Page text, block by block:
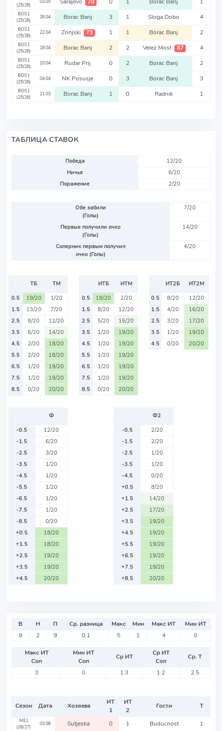
(25/26)
03.05 Sarajevo 70 0 1 Borac Banj 1
BOS1
(25/26)
26.04 Borac Banj 3 1 Sloga Dobo 4
BOS1
(25/26)
22.04 Zrinjski 73 1 1 Borac Banj 2
BOS1
(25/26)
18.04 Borac Banj 2 2 Velez Most 87 4
BOS1
(25/26)
10.04 Rudar Prij 0 2 Borac Banj 2
BOS1
(25/26)
04.04 NK Posusje 0 3 Borac Banj 3
BOS1
(25/26)
21.03 Borac Banj 1 0 Radnik 1
ТАБЛИЦА СТАВОК
Победа
12/20
Ничья
6/20
Поражение
2/20
Обе забили
(Голы)
7/20
Первые получили очко
(Голы)
14/20
Соперник первым получил
очко (Голы)
4/20
ТБ
ТМ
0.5
19/20
1/20
1.5
13/20
7/20
2.5
8/20
12/20
3.5
6/20
14/20
4.5
2/20
18/20
5.5
2/20
18/20
6.5
1/20
19/20
7.5
1/20
19/20
8.5
0/20 20/20
ИТБ
ИТМ
0.5
18/20
2/20
1.5
8/20
12/20
2.5
5/20
15/20
3.5
1/20
19/20
4.5
1/20
19/20
5.5
1/20
19/20
6.5
1/20
19/20
7.5
1/20
19/20
8.5
0/20 20/20
ИТ2Б
ИТ2М
0.5
8/20
12/20
1.5
4/20
16/20
2.5
3/20
17/20
3.5
1/20
19/20
4.5
0/20 20/20
Ф
-0.5
12/20
-1.5
6/20
-2.5
3/20
-3.5
1/20
-4.5
1/20
-5.5
1/20
-6.5
1/20
-7.5
1/20
-8.5
0/20
+0.5
18/20
+1.5
18/20
+2.5
19/20
+3.5
19/20
+4.5
20/20
Ф2
-0.5
2/20
-1.5
2/20
-2.5
1/20
-3.5
1/20
-4.5
0/20
+0.5
8/20
+1.5
14/20
+2.5
17/20
+3.5
19/20
+4.5
19/20
+5.5
19/20
+6.5
19/20
+7.5
19/20
+8.5
20/20
В Н П Ср. разница Макс Мин Макс ИТ
Мин ИТ
9
2 9 0.1 5 1 4 0
Макс ИТ
Соп
Мин ИТ
Соп
Ср ИТ
Ср ИТ
Соп
Ср. Т
3
0 1.3 1.2 2.5
Сезон Дата Хозяева
ИТ
1
ИТ
2
Гости Т
ME1
(26/27)
03.08 Sutjeska 0 1 Buducnost 1